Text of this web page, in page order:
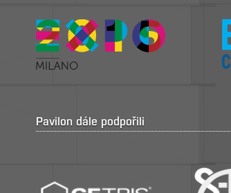
Pavilon dále podpořili